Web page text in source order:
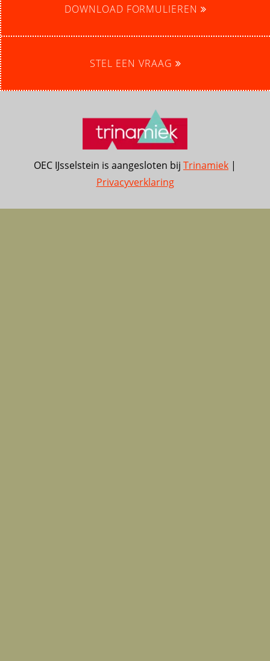
DOWNLOAD FORMULIEREN
STEL EEN VRAAG
OEC IJsselstein is aangesloten bij Trinamiek |
Privacyverklaring